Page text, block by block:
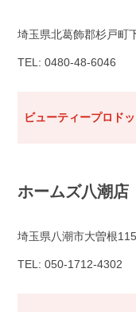
埼玉県北葛飾郡杉戸町
TEL: 0480-48-6046
ビューティープロド
ホームズ八潮店
埼玉県八潮市大曽根
TEL: 050-1712-4302